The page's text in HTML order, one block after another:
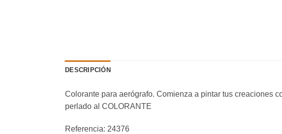
DESCRIPCIÓN
Colorante para aerógrafo. Comienza a pintar tus creaciones
perlado al COLORANTE
Referencia: 24376